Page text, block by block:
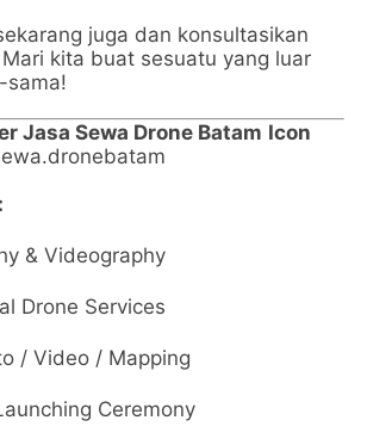
juga dan konsultasikan
kita buat sesuatu yang luar
sama!
Jasa Sewa Drone Batam Icon
& Videography
Drone Services
/ Video / Mapping
Ceremony